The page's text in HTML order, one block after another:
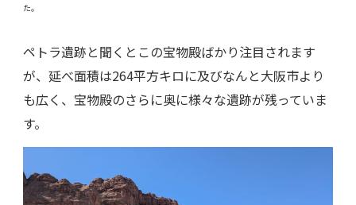
た。
ペトラ遺跡と聞くとこの宝物殿ばかり注目されます
が、延べ面積は264平方キロに及びなんと大阪市より
も広く、宝物殿のさらに奥に様々な遺跡が残っていま
す。